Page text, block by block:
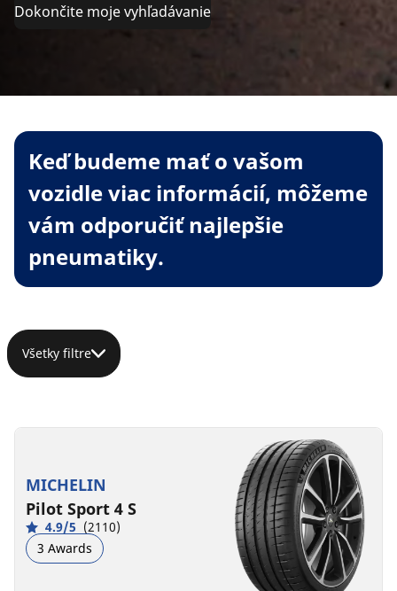
Dokončite moje vyhľadávanie
Keď budeme mať o vašom
vozidle viac informácií, môžeme
vám odporučiť najlepšie
pneumatiky.
Všetky filtre
MICHELIN
Pilot Sport 4 S
4.9/5 (2110)
3 Awards